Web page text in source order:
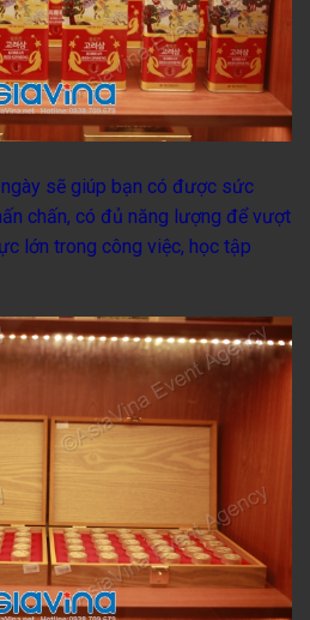
sẽ giúp bạn có được sức
chấn, có đủ năng lượng để vượt
lớn trong công việc, học tập